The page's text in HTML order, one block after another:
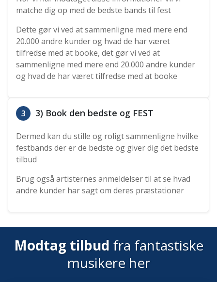
matche dig op med de bedste bands til fest
Dette gør vi ved at sammenligne med mere end
20.000 andre kunder og hvad de har været
tilfredse med at booke, det gør vi ved at
sammenligne med mere end 20.000 andre kunder
og hvad de har været tilfredse med at booke
3 3) Book den bedste og FEST
Dermed kan du stille og roligt sammenligne hvilke
festbands der er de bedste og giver dig det bedste
tilbud
Brug også artisternes anmeldelser til at se hvad
andre kunder har sagt om deres præstationer
Modtag tilbud fra fantastiske
musikere her